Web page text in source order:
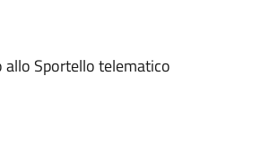
Sportello telematico